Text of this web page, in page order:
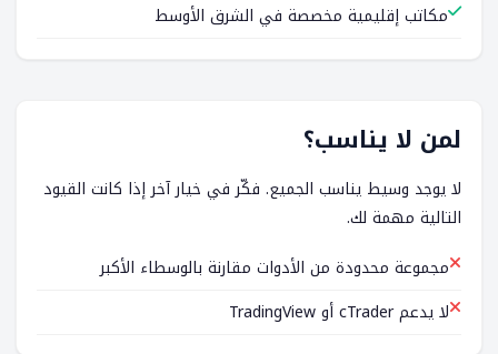
مكاتب إقليمية مخصصة في الشرق الأوسط
لمن لا يناسب؟
لا يوجد وسيط يناسب الجميع. فكّر في خيار آخر إذا كانت القيود
التالية مهمة لك.
مجموعة محدودة من الأدوات مقارنة بالوسطاء الأكبر
لا يدعم cTrader أو TradingView